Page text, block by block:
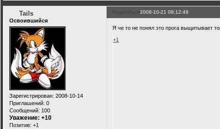
Поделиться2008-10-21 08:12:49
Tails
Освоившийся
Зарегистрирован: 2008-10-14
Приглашений: 0
Сообщений: 100
Уважение: +10
Позитив: +1
Я че то не понял это прога выщитывает
+1